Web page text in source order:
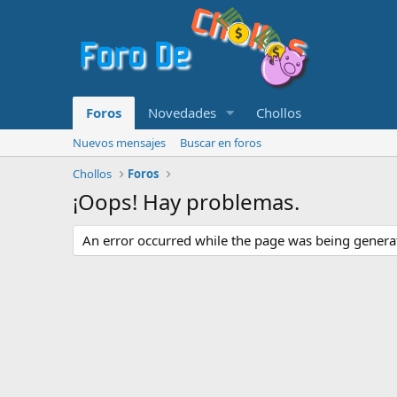
Foros Novedades Chollos
Nuevos mensajes
Buscar en foros
Chollos
Foros
¡Oops! Hay problemas.
An error occurred while the page was being